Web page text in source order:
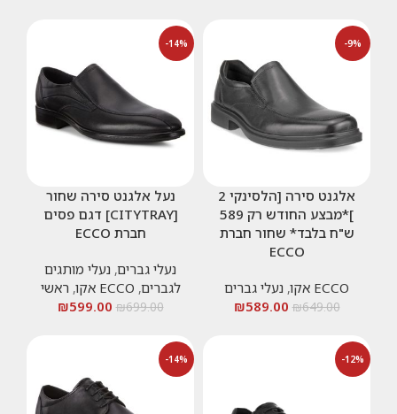
-9%
אלגנט סירה [הלסינקי 2
]*מבצע החודש רק 589
ש"ח בלבד* שחור חברת
ECCO
ECCO אקו , נעלי גברים
₪649.00
₪589.00
-14%
נעל אלגנט סירה שחור
[CITYTRAY] דגם פסים
חברת ECCO
נעלי גברים, נעלי מותגים
לגברים, ECCO אקו , ראשי
₪699.00
₪599.00
-12%
-14%